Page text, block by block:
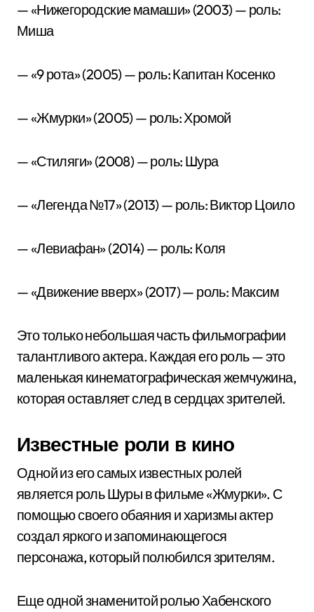
— «Нижегородские мамаши» (2003) — роль:
Миша
— «9 рота» (2005) — роль: Капитан Косенко
— «Жмурки» (2005) — роль: Хромой
— «Стиляги» (2008) — роль: Шура
— «Легенда №17» (2013) — роль: Виктор Цоило
— «Левиафан» (2014) — роль: Коля
— «Движение вверх» (2017) — роль: Максим
Это только небольшая часть фильмографии
талантливого актера. Каждая его роль — это
маленькая кинематографическая жемчужина,
которая оставляет след в сердцах зрителей.
Известные роли в кино
Одной из его самых известных ролей
является роль Шуры в фильме «Жмурки». С
помощью своего обаяния и харизмы актер
создал яркого и запоминающегося
персонажа, который полюбился зрителям.
Еще одной знаменитой ролью Хабенского